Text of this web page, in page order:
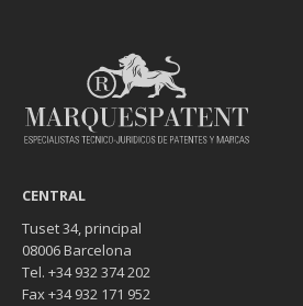
CENTRAL
Tuset 34, principal
08006 Barcelona
Tel. +34 932 374 202
Fax +34 932 171 952